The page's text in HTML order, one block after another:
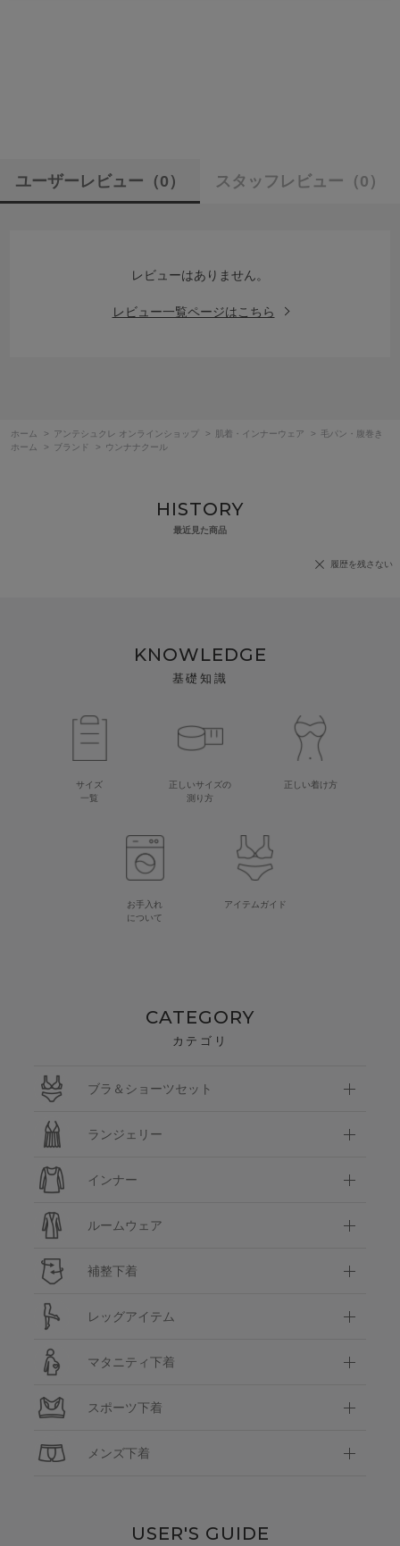
ユーザーレビュー （0） スタッフレビュー （0）
レビューはありません。
レビュー一覧ページはこちら
ホーム > アンテシュクレ オンラインショップ > 肌着・インナーウェア >
毛パン・腹巻き
ホーム
> ブランド > ウンナナクール
HISTORY
最近見た商品
履歴を残さない
KNOWLEDGE
基礎知識
サイズ
一覧
正しいサイズの
測り方
正しい着け方
お手入れ
について
アイテムガイド
CATEGORY
カテゴリ
ブラ＆ショーツセット
ランジェリー
インナー
ルームウェア
補整下着
レッグアイテム
マタニティ下着
スポーツ下着
メンズ下着
USER'S GUIDE